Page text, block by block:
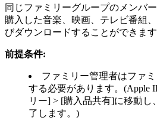
同じファミリーグループのメンバ
購入した音楽、映画、テレビ番組
びダウンロードすることができます
前提条件:
ファミリー管理者はファ
する必要があります。(Apple
リー] > [購入品共有]に移動し
了します。)